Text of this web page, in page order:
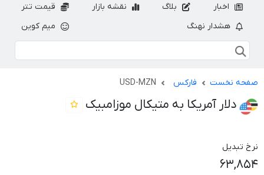
اخبار بلاگ نقشه بازار
قیمت تتر
هشدار نهنگ
میم کوین
صفحه نخست فارکس USD-MZN
دلار آمریکا به متیکال موزامبیک
نرخ تبدیل
۶۳,۸۵۴